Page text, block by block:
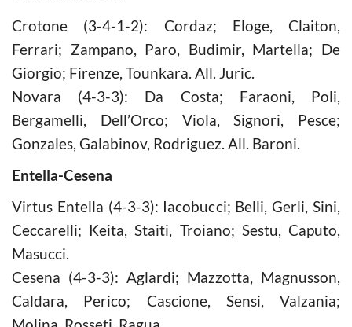
Crotone (3-4-1-2): Cordaz; Eloge, Claiton,
Ferrari; Zampano, Paro, Budimir, Martella; De
Giorgio; Firenze, Tounkara. All. Juric.
Novara (4-3-3): Da Costa; Faraoni, Poli,
Bergamelli, Dell’Orco; Viola, Signori, Pesce;
Gonzales, Galabinov, Rodriguez. All. Baroni.
Entella-Cesena
Virtus Entella (4-3-3): Iacobucci; Belli, Gerli, Sini,
Ceccarelli; Keita, Staiti, Troiano; Sestu, Caputo,
Masucci.
Cesena (4-3-3): Aglardi; Mazzotta, Magnusson,
Caldara, Perico; Cascione, Sensi, Valzania;